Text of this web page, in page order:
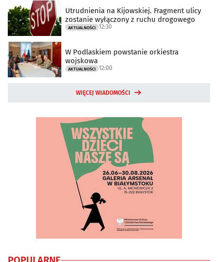
Utrudnienia na Kijowskiej. Fragment ulicy
zostanie wyłączony z ruchu drogowego
AKTUALNOŚCI 12:30
W Podlaskiem powstanie orkiestra
wojskowa
AKTUALNOŚCI 12:00
WIĘCEJ WIADOMOŚCI